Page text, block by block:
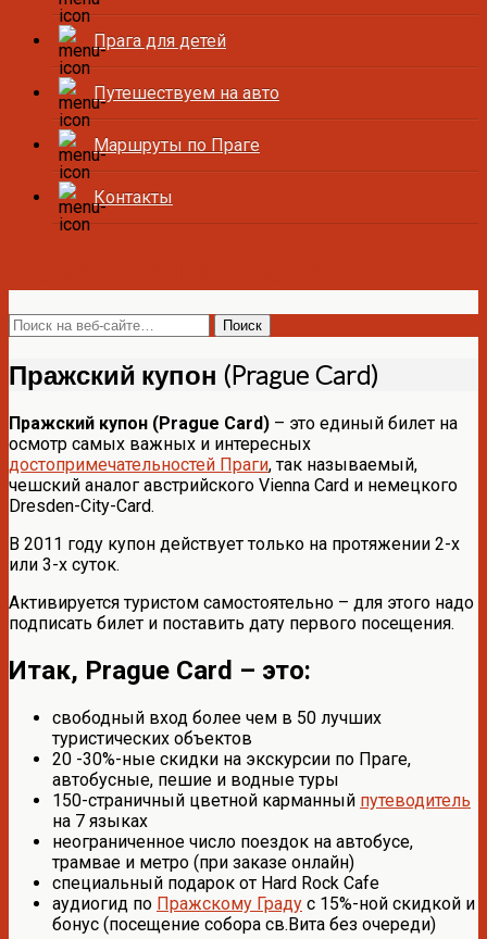
Прага для детей
Путешествуем на авто
Маршруты по Праге
Контакты
Пражский купон (Prague Card)
Пражский купон (Prague Card) – это единый билет на
осмотр самых важных и интересных
достопримечательностей Праги, так называемый,
чешский аналог австрийского Vienna Card и немецкого
Dresden-City-Card.
В 2011 году купон действует только на протяжении 2-х
или 3-х суток.
Активируется туристом самостоятельно – для этого надо
подписать билет и поставить дату первого посещения.
Итак, Prague Card – это:
свободный вход более чем в 50 лучших
туристических объектов
20 -30%-ные скидки на экскурсии по Праге,
автобусные, пешие и водные туры
150-страничный цветной карманный путеводитель
на 7 языках
неограниченное число поездок на автобусе,
трамвае и метро (при заказе онлайн)
специальный подарок от Hard Rock Cafe
аудиогид по Пражскому Граду с 15%-ной скидкой и
бонус (посещение собора св.Вита без очереди)